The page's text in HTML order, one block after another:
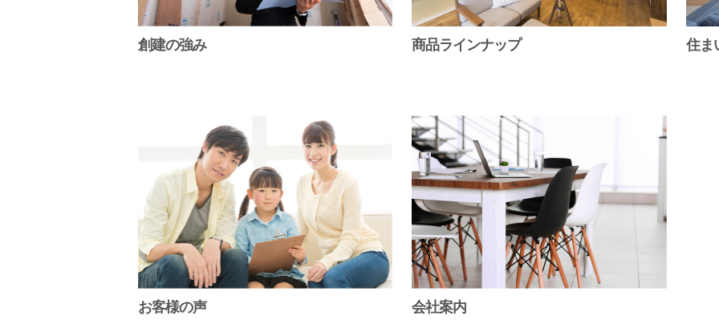
創建の強み 商品ラインナップ 住ま
お客様の声 会社案内